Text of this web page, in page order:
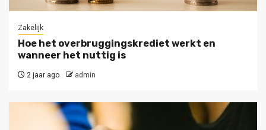
Zakelijk
Hoe het overbruggingskrediet werkt en
wanneer het nuttig is
2 jaar ago admin